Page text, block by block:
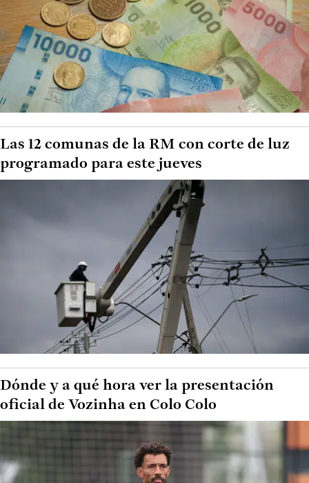
Las 12 comunas de la RM con corte de luz
programado para este jueves
Dónde y a qué hora ver la presentación
oficial de Vozinha en Colo Colo